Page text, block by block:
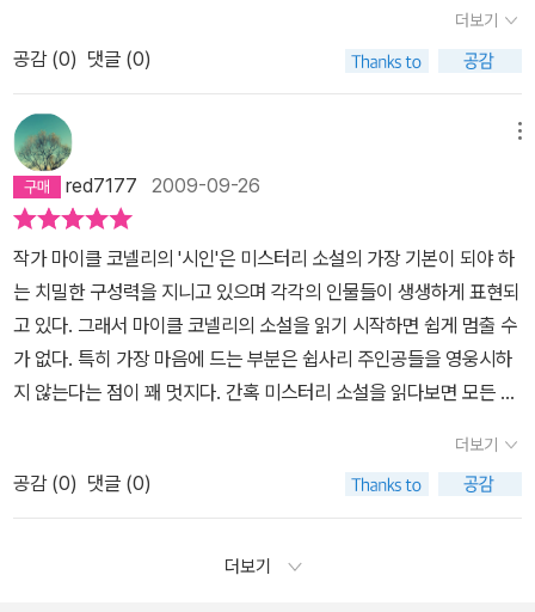
어 있던 범인이 레이철이라는 것을 알려주고 있었다. 그리고 이 사실
을 FBI 팀장에게 모두 이야기한 잭은 레이철의 범행을 입증하기 위해
진실을 목도하게 된다. 얼마 전에 경향신문에서 프로파일러에 관한
기사를 읽다가 인용된 <시인>의 첫 구절에 끌려 읽게 되었다. 그 첫
구절은 이렇다. 나는 죽음 담당이다. 죽음이 내 생업의 기반이다. 내
직업적인 명성의 기반도 죽음이다. 나는 장의사처럼 정확하고 열정적
으로 죽음을 다룬다. 스티븐 킹 역시 코넬리의 첫 문장에 대해 찬사를
아끼지 않는다. 스티븐 킹은 <시인>의 빼어난 구성과 매끈한 반전을
꼽아가며 이 작품을 고전의 반열에 올려도 손색이 없다고 말한다. 첫
문장에서 독자를 사로잡은 후에도 소설은 독자를 시종일관 긴장하게
만들고 반전은 게임의 법칙을 지키며 거듭된다. 독자를 속이지 않는
으로 생각된다. 사이코패스에 관한 가장 훌륭한 소설 중 하나인 기시
유스케의 <검은집> 과 마찬가지로 <시인>에서도 사이코패스가 등
장한다. 작가는 레이철의 입을 빌어 말한다.'우리가 뒤쫓는 놈들
을 이해하려고 애쓰는 건 산산조각으로 부서진 거울을 다시 맞추는
해서 캐릭터적인 매력은 떨어지는 편이고 등장인물들이 딱히 별다른
개성이랄 것이 없는 편인데, 아예 캐릭터 개개인의 매력 자체를 설정
하지 않은 듯한 느낌을 풍긴다. 캐릭터의 매력으로 이끌어나가는 시
리즈가 아니라, 사건자체의 매력으로 이끌어나가면서 캐릭터는 사건
에 융화시켜버리는 시리즈라는 생각이 든다.흥미 위주로 사건을 벌이
지도 않고, 꽤 차분하고 냉철하며, 소설 전반적으로 흐르는 음울하고
습한 느낌도 마음에 든다. 1권에서 많은 것이 비밀에 붙여진 채 끝나
버려서 조금 아쉽기도 했지만, 어차피 시리즈라서 3권까지 있던데 3
권까지 읽다보면 뭔가 나오겠지...하며 기다리고 있다.'시인'이라 불뤼
우는 이 살인자는 어떤 사연을 품고 있을까.얼마나 많은 사건을 벌이
려고 작가는 3권까지 이 '시인'의 존재를 보일듯 말듯 감추어 둔 것일
까.더 보고싶어서 <시인>을 덮자마자 2,3권 한꺼번에 다 주문해버렸
스럽게 읽지 않을수 있을 책이지만, 최근 시간이 없는 관계로 많이 끊
어서 읽게 되어서 굉장히 아쉽다. 이제 읽을 <시인의 계곡>과 <허수
아비>는 좀더 푹 빠져서 볼수 있기를 바라지만, 여름은 항상 왜 이렇
게 바쁜지 모르겠다.이제 추리,스릴러 소설은 왠만큼은 읽었다고 생
타기를 하며 자료를 모으던 잭은갑자기 끼어든 FBI로부터 자료조사
는 물론 취재와 보도마저 중지하라는 요구를 받지만, ‘피해자의 동
생’이자 ‘첫 단서를 잡은 기자’라는 입장을 앞세워 끝내 FBI 수사팀에
합류한 뒤수석요원 레이첼 월링과 파트너가 되어 ‘시인’으로 불리는
연쇄살인범 체포와 함께 형의 죽음의 진실을 찾는 길고 고통스런 여
정을 시작합니다. 저만의 독서계획 ‘해리 보슈+@ 다시 읽기’의 첫
번째 “+@”인 ‘시인’입니다.(이어질 “+@”는 ‘블러드 워크’, ‘보이드
문’, ‘허수아비’입니다.)해리 보슈 시리즈를 다시 읽는 계획에 정작 보
슈가 등장하지 않는 “+@”들이 들어간 것은 이 작품들 속 주인공들이
이후 ‘보슈 시리즈’의 몇몇 작품에 주요인물로 등장하기 때문인데, ‘시
인’의 경우 주인공인 잭 매커보이와 레이철 월링이 거기에 해당됩니
다.잭 맥커보이는 보슈 시리즈 7편인 ‘다크니스 모어 댄 나잇’과 (이
작품의 후속편이자) 보슈 시리즈 10편인 ‘시인의 계곡’에 중요한 역
할로 등장합니다.레이철 월링은 나중에 보슈와 특별한 관계로 발전하
시리즈’의 외전이라고 봐도 큰 무리가 없다는 생각입니다.(링크?)
더보기
공감 (0) 댓글 (0)
red7177 2009-09-26
작가 마이클 코넬리의 '시인'은 미스터리 소설의 가장 기본이 되야 하
는 치밀한 구성력을 지니고 있으며 각각의 인물들이 생생하게 표현되
고 있다. 그래서 마이클 코넬리의 소설을 읽기 시작하면 쉽게 멈출 수
가 없다. 특히 가장 마음에 드는 부분은 쉽사리 주인공들을 영웅시하
지 않는다는 점이 꽤 멋지다. 간혹 미스터리 소설을 읽다보면 모든 것
을 폼나게 해결하는 것을 보면 솔직히 멋지기는 해도 거리감이 생긴
다. 과연 저런 인물들이 실생활에서 존재할 수 있을까 싶어서 말이다.
하지만 작가 마이클 코넬리의 소설 속 인물들은 우리와 혹은 나와 결
코 다르지 않음을 느낄 수 있다. 조금은 현실에 바탕을 둔 속물(?)근
더보기
공감 (0) 댓글 (0)
더보기